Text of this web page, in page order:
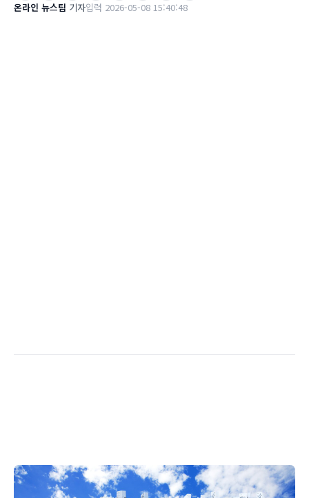
온라인 뉴스팀 기자입력 2026-05-08 15:40:48